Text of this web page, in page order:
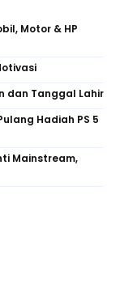
Motor & HP
dan Tanggal Lahir
Hadiah PS 5
Mainstream,